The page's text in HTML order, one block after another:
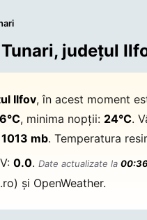
județul
Ilfov, în acest moment
, minima nopții: 24°C.
1013 mb. Temperatura
0.0.Date actualizate la
și OpenWeather.